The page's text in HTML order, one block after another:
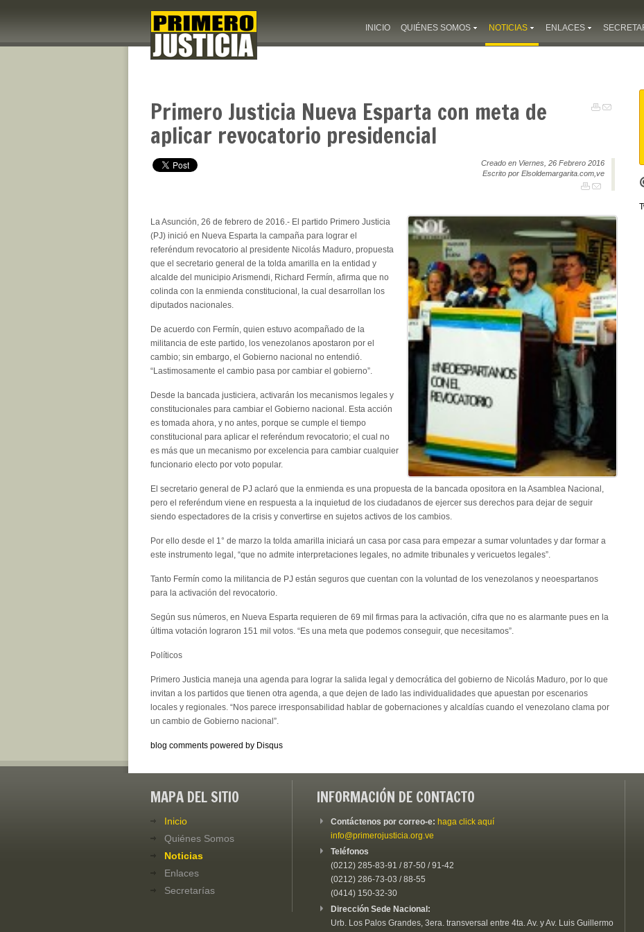
INICIO QUIÉNES SOMOS NOTICIAS ENLACES
Primero Justicia Nueva Esparta con meta de
aplicar revocatorio presidencial
Creado en Viernes, 26 Febrero 2016
Escrito por Elsoldemargarita.com,ve
La Asunción, 26 de febrero de 2016.- El partido Primero Justicia
(PJ) inició en Nueva Esparta la campaña para lograr el
referéndum revocatorio al presidente Nicolás Maduro, propuesta
que el secretario general de la tolda amarilla en la entidad y
alcalde del municipio Arismendi, Richard Fermín, afirma que no
colinda con la enmienda constitucional, la cual desarrollan los
diputados nacionales.
De acuerdo con Fermín, quien estuvo acompañado de la
militancia de este partido, los venezolanos apostaron por el
cambio; sin embargo, el Gobierno nacional no entendió.
“Lastimosamente el cambio pasa por cambiar el gobierno”.
Desde la bancada justiciera, activarán los mecanismos legales y
constitucionales para cambiar el Gobierno nacional. Esta acción
es tomada ahora, y no antes, porque se cumple el tiempo
constitucional para aplicar el referéndum revocatorio; el cual no
es más que un mecanismo por excelencia para cambiar cualquier
funcionario electo por voto popular.
El secretario general de PJ aclaró que la enmienda es una propuesta de la bancada opositora en la Asamblea Nacional,
pero el referéndum viene en respuesta a la inquietud de los ciudadanos de ejercer sus derechos para dejar de seguir
siendo espectadores de la crisis y convertirse en sujetos activos de los cambios.
Por ello desde el 1° de marzo la tolda amarilla iniciará un casa por casa para empezar a sumar voluntades y dar formar a
este instrumento legal, “que no admite interpretaciones legales, no admite tribunales y vericuetos legales”.
Tanto Fermín como la militancia de PJ están seguros que cuentan con la voluntad de los venezolanos y neoespartanos
para la activación del revocatorio.
Según sus números, en Nueva Esparta requieren de 69 mil firmas para la activación, cifra que no es alarmante pues en la
última votación lograron 151 mil votos. “Es una meta que podemos conseguir, que necesitamos”.
Políticos
Primero Justicia maneja una agenda para lograr la salida legal y democrática del gobierno de Nicolás Maduro, por lo que
invitan a los partidos que tienen otra agenda, a que dejen de lado las individualidades que apuestan por escenarios
locales y regionales. “Nos parece irresponsabilidad hablar de gobernaciones y alcaldías cuando el venezolano clama por
un cambio de Gobierno nacional”.
blog comments powered by Disqus
MAPA DEL SITIO
Inicio
Quiénes Somos
Noticias
Enlaces
Secretarías
INFORMACIÓN DE CONTACTO
Contáctenos por correo-e: haga click aquí
info@primerojusticia.org.ve
Teléfonos
(0212) 285-83-91 / 87-50 / 91-42
(0212) 286-73-03 / 88-55
(0414) 150-32-30
Dirección Sede Nacional:
Urb. Los Palos Grandes, 3era. transversal entre 4ta. Av. y Av. Luis Guillermo